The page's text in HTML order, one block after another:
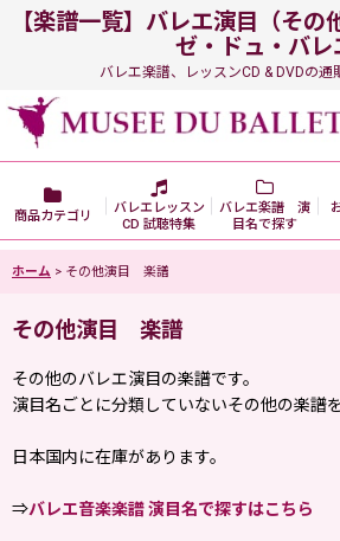
【楽譜一覧】バレエ演目（そ
ゼ・ドュ・バレ
バレエ楽譜、レッスンCD & DVDの通
商品カテゴリ
バレエレッスン
CD 試聴特集
バレエ楽譜 演
目名で探す
ホーム > その他演目 楽譜
その他演目 楽譜
その他のバレエ演目の楽譜です。
演目名ごとに分類していないその他の楽譜
日本国内に在庫があります。
⇒バレエ音楽楽譜 演目名で探すはこちら